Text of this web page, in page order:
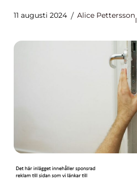
11 augusti 2024 Alice Pettersson